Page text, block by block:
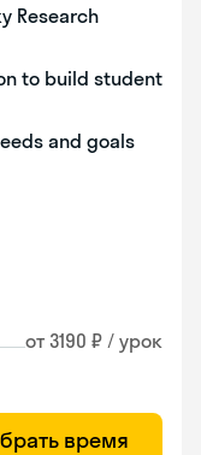
Research
to build student
and goals
от 3190 ₽ / урок
время